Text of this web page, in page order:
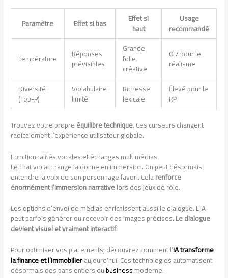
Paramètre Effet si bas Effet si
haut
Usage
recommandé
Température Réponses
prévisibles
Grande
folie
créative
0.7 pour le
réalisme
Diversité
(Top-P)
Vocabulaire
limité
Richesse
lexicale
Élevé pour le
RP
Trouvez votre propreéquilibre technique. Ces curseurs changent
radicalement l’expérience utilisateur globale.
Fonctionnalités vocales et échanges multimédias
Le chat vocal change la donne en immersion. On peut désormais
entendre la voix de son personnage favori. Celarenforce
énormément l’immersion narrativelors des jeux de rôle.
Les options d’envoi de médias enrichissent aussi le dialogue. L’IA
peut parfois générer ou recevoir des images précises.Le dialogue
devient visuel et vraiment interactif.
Pour optimiser vos placements, découvrez comment l’IA transforme
la finance et l’immobilieraujourd’hui. Ces technologies automatisent
désormais des pans entiers dubusinessmoderne.